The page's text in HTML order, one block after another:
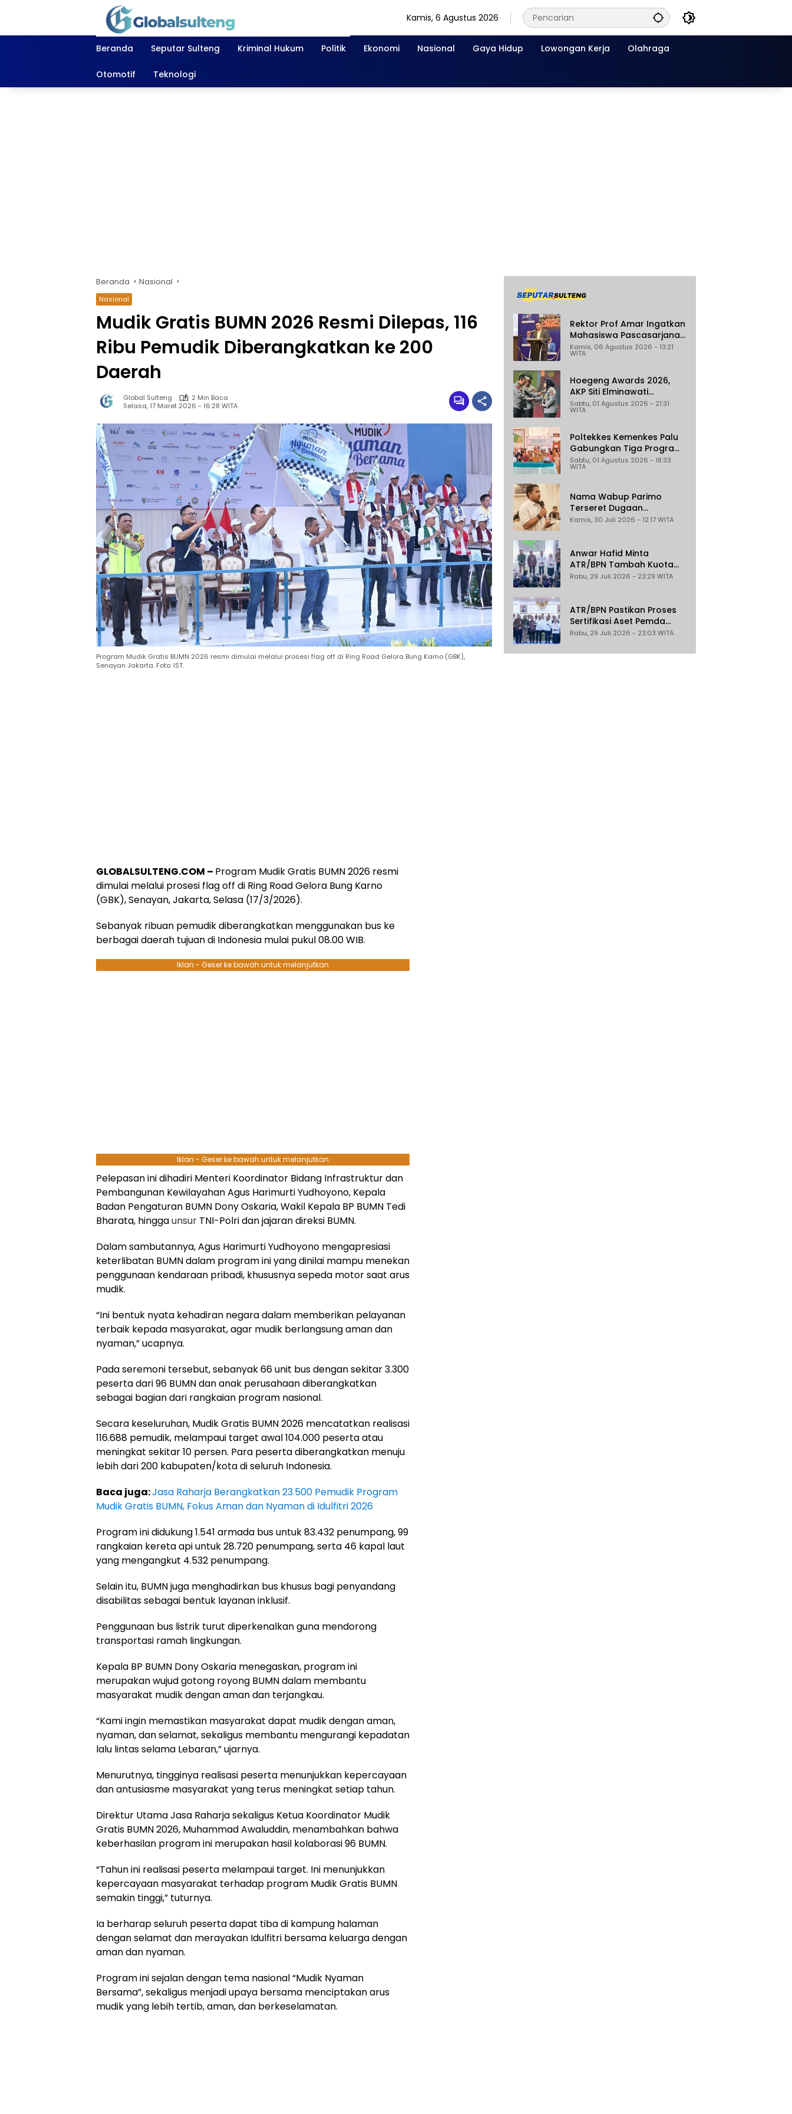
Kamis, 6 Agustus 2026
Beranda Seputar Sulteng Kriminal Hukum Politik Ekonomi Nasional Gaya Hidup Lowongan Kerja Olahraga
Otomotif Teknologi
Beranda Nasional
Nasional
Mudik Gratis BUMN 2026 Resmi Dilepas, 116
Ribu Pemudik Diberangkatkan ke 200
Daerah
Global Sulteng
2 Min Baca
Selasa, 17 Maret 2026 - 16:28 WITA
Program Mudik Gratis BUMN 2026 resmi dimulai melalui prosesi flag off di Ring Road Gelora Bung Karno (GBK),
Senayan Jakarta. Foto: IST.
GLOBALSULTENG.COM – Program Mudik Gratis BUMN 2026 resmi
dimulai melalui prosesi flag off di Ring Road Gelora Bung Karno
(GBK), Senayan, Jakarta, Selasa (17/3/2026).
Sebanyak ribuan pemudik diberangkatkan menggunakan bus ke
berbagai daerah tujuan di Indonesia mulai pukul 08.00 WIB.
Iklan - Geser ke bawah untuk melanjutkan
Iklan - Geser ke bawah untuk melanjutkan
Pelepasan ini dihadiri Menteri Koordinator Bidang Infrastruktur dan
Pembangunan Kewilayahan Agus Harimurti Yudhoyono, Kepala
Badan Pengaturan BUMN Dony Oskaria, Wakil Kepala BP BUMN Tedi
Bharata, hinggaunsur TNI-Polri dan jajaran direksi BUMN.
Dalam sambutannya, Agus Harimurti Yudhoyono mengapresiasi
keterlibatan BUMN dalam program ini yang dinilai mampu menekan
penggunaan kendaraan pribadi, khususnya sepeda motor saat arus
mudik.
“Ini bentuk nyata kehadiran negara dalam memberikan pelayanan
terbaik kepada masyarakat, agar mudik berlangsung aman dan
nyaman,” ucapnya.
Pada seremoni tersebut, sebanyak 66 unit bus dengan sekitar 3.300
peserta dari 96 BUMN dan anak perusahaan diberangkatkan
sebagai bagian dari rangkaian program nasional.
Secara keseluruhan, Mudik Gratis BUMN 2026 mencatatkan realisasi
116.688 pemudik, melampaui target awal 104.000 peserta atau
meningkat sekitar 10 persen. Para peserta diberangkatkan menuju
lebih dari 200 kabupaten/kota di seluruh Indonesia.
Baca juga:Jasa Raharja Berangkatkan 23.500 Pemudik Program
Mudik Gratis BUMN, Fokus Aman dan Nyaman di Idulfitri 2026
Program ini didukung 1.541 armada bus untuk 83.432 penumpang, 99
rangkaian kereta api untuk 28.720 penumpang, serta 46 kapal laut
yang mengangkut 4.532 penumpang.
Selain itu, BUMN juga menghadirkan bus khusus bagi penyandang
disabilitas sebagai bentuk layanan inklusif.
Penggunaan bus listrik turut diperkenalkan guna mendorong
transportasi ramah lingkungan.
Kepala BP BUMN Dony Oskaria menegaskan, program ini
merupakan wujud gotong royong BUMN dalam membantu
masyarakat mudik dengan aman dan terjangkau.
“Kami ingin memastikan masyarakat dapat mudik dengan aman,
nyaman, dan selamat, sekaligus membantu mengurangi kepadatan
lalu lintas selama Lebaran,” ujarnya.
Menurutnya, tingginya realisasi peserta menunjukkan kepercayaan
dan antusiasme masyarakat yang terus meningkat setiap tahun.
Direktur Utama Jasa Raharja sekaligus Ketua Koordinator Mudik
Gratis BUMN 2026, Muhammad Awaluddin, menambahkan bahwa
keberhasilan program ini merupakan hasil kolaborasi 96 BUMN.
“Tahun ini realisasi peserta melampaui target. Ini menunjukkan
kepercayaan masyarakat terhadap program Mudik Gratis BUMN
semakin tinggi,” tuturnya.
Ia berharap seluruh peserta dapat tiba di kampung halaman
dengan selamat dan merayakan Idulfitri bersama keluarga dengan
aman dan nyaman.
Program ini sejalan dengan tema nasional “Mudik Nyaman
Bersama”, sekaligus menjadi upaya bersama menciptakan arus
mudik yang lebih tertib, aman, dan berkeselamatan.
Rektor Prof Amar Ingatkan
Mahasiswa Pascasarjana
Untad Bijak Gunakan Akal
Imitasi
Kamis, 06 Agustus 2026 - 13:21
WITA
Hoegeng Awards 2026,
AKP Siti Elminawati
Dinobatkan sebagai Polisi
Pelindung Perempuan dan
Sabtu, 01 Agustus 2026 - 21:31
WITA
Poltekkes Kemenkes Palu
Gabungkan Tiga Program
Percepat Pencegahan
Stunting di Donggala
Sabtu, 01 Agustus 2026 - 18:33
WITA
Nama Wabup Parimo
Terseret Dugaan
Reklamasi Ilegal di
Penanganan Kasus ke
Penyidikan
Kamis, 30 Juli 2026 - 12:17 WITA
Anwar Hafid Minta
ATR/BPN Tambah Kuota
Program Sertifikasi Tanah
Rabu, 29 Juli 2026 - 23:29 WITA
ATR/BPN Pastikan Proses
Sertifikasi Aset Pemda
Gratis
Rabu, 29 Juli 2026 - 23:03 WITA